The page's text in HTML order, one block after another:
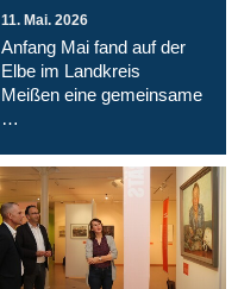
11. Mai. 2026
Anfang Mai fand auf der
Elbe im Landkreis
Meißen eine gemeinsame
…